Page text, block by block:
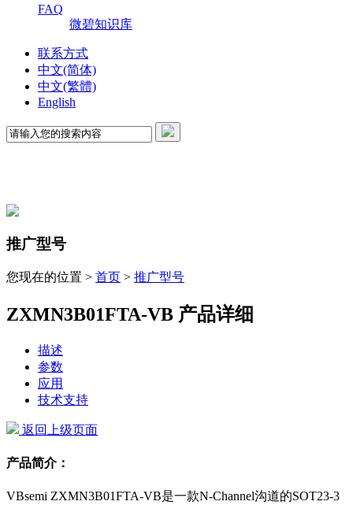
FAQ
微碧知识库
联系方式
中文(简体)
中文(繁體)
English
推广型号
您现在的位置 > 首页 > 推广型号
ZXMN3B01FTA-VB 产品详细
描述
参数
应用
技术支持
返回上级页面
产品简介：
VBsemi ZXMN3B01FTA-VB是一款N-Channel沟道的SOT23-3